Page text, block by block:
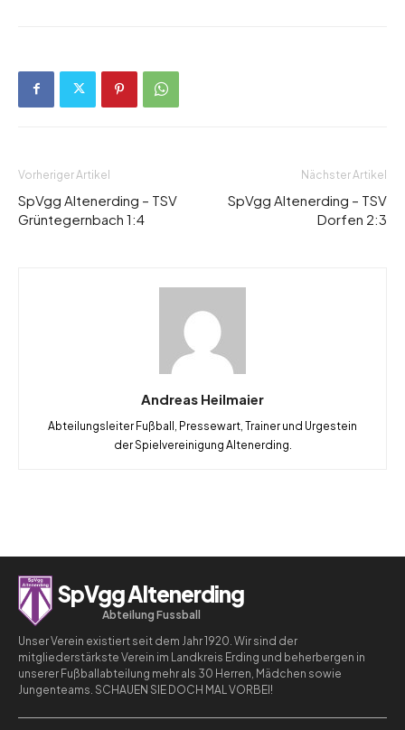
Vorheriger Artikel
SpVgg Altenerding – TSV
Grüntegernbach 1:4
Nächster Artikel
SpVgg Altenerding – TSV
Dorfen 2:3
Andreas Heilmaier
Abteilungsleiter Fußball, Pressewart, Trainer und Urgestein
der Spielvereinigung Altenerding.
SpVgg Altenerding
Abteilung Fussball
Unser Verein existiert seit dem Jahr 1920. Wir sind der
mitgliederstärkste Verein im Landkreis Erding und beherbergen in
unserer Fußballabteilung mehr als 30 Herren, Mädchen sowie
Jungenteams. SCHAUEN SIE DOCH MAL VORBEI!